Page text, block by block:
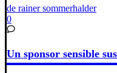
de rainer sommerhalder
0
Un sponsor sensible